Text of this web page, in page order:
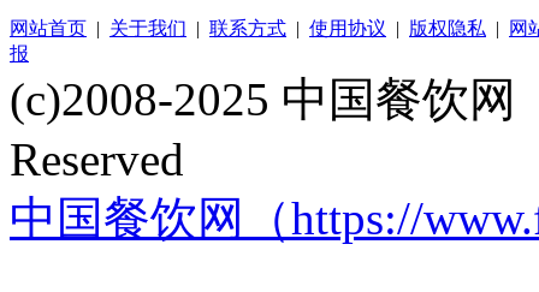
网站首页 | 关于我们 | 联系方式 | 使用协议 | 版权隐私 |
网
报
(c)2008-2025 中国餐饮
Reserved
中国餐饮网（https://